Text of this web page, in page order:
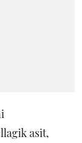
asit,